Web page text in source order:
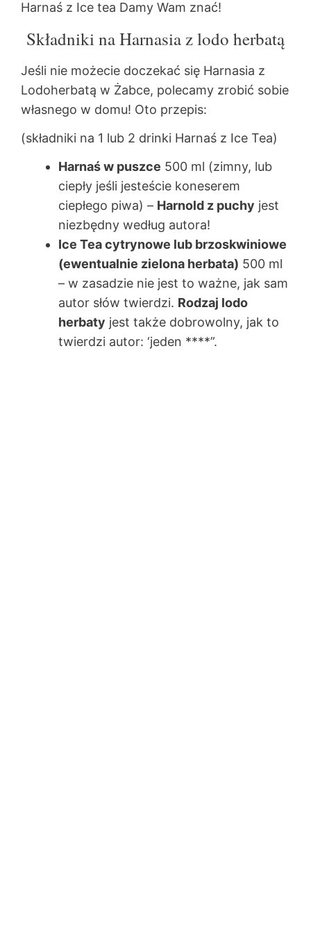
Harnaś z Ice tea Damy Wam znać!
Składniki na Harnasia z lodo herbatą
Jeśli nie możecie doczekać się Harnasia z
Lodoherbatą w Żabce, polecamy zrobić sobie
własnego w domu! Oto przepis:
(składniki na 1 lub 2 drinki Harnaś z Ice Tea)
Harnaś w puszce 500 ml (zimny, lub
ciepły jeśli jesteście koneserem
ciepłego piwa) – Harnold z puchy jest
niezbędny według autora!
Ice Tea cytrynowe lub brzoskwiniowe
(ewentualnie zielona herbata) 500 ml
– w zasadzie nie jest to ważne, jak sam
autor słów twierdzi. Rodzaj lodo
herbaty jest także dobrowolny, jak to
twierdzi autor: ‘jeden ****”.